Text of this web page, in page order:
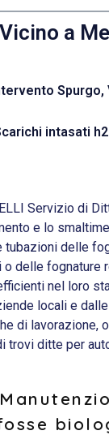
Vicino a Me
Spurgo,
intasati
Servizio di
e lo
tubazioni delle
delle fognature
nel loro
locali e
di lavorazione,
trovi ditte per